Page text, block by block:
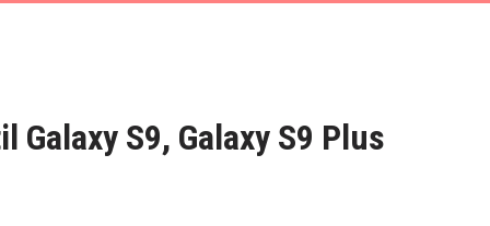
Galaxy S9, Galaxy S9 Plus